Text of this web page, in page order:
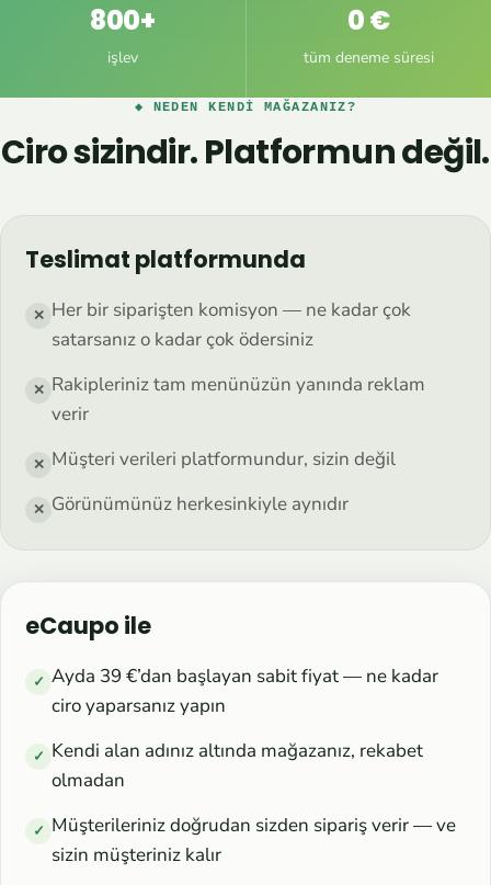
800+
işlev
0 €
tüm deneme süresi
◆ NEDEN KENDI MAĞAZANIZ?
Ciro sizindir. Platformun değil.
Teslimat platformunda
✕ Her bir siparişten komisyon — ne kadar çok
satarsanız o kadar çok ödersiniz
✕ Rakipleriniz tam menünüzün yanında reklam
verir
✕ Müşteri verileri platformundur, sizin değil
✕ Görünümünüz herkesinkiyle aynıdır
eCaupo ile
✓ Ayda 39 €’dan başlayan sabit fiyat — ne kadar
ciro yaparsanız yapın
✓ Kendi alan adınız altında mağazanız, rekabet
olmadan
✓ Müşterileriniz doğrudan sizden sipariş verir — ve
sizin müşteriniz kalır